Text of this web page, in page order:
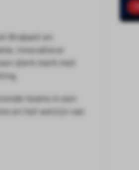
Brabant en
innovatieve
sterk merk met
teams in een
en het welzijn van